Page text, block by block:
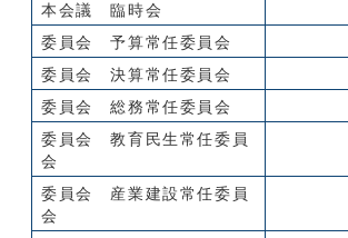
本会議 臨時会
委員会 予算常任委員会
委員会 決算常任委員会
委員会 総務常任委員会
委員会 教育民生常任委員
会
委員会 産業建設常任委員
会